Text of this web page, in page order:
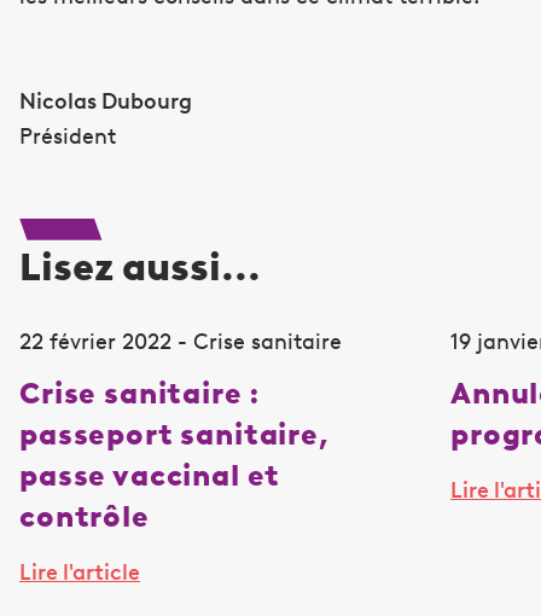
Nicolas Dubourg
Président
Lisez aussi...
22 février 2022 - Crise sanitaire
Crise sanitaire :
passeport sanitaire,
passe vaccinal et
contrôle
Lire l'article
19
Lire